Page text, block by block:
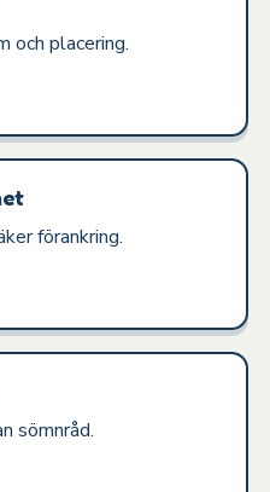
och placering.
förankring.
sömnråd.